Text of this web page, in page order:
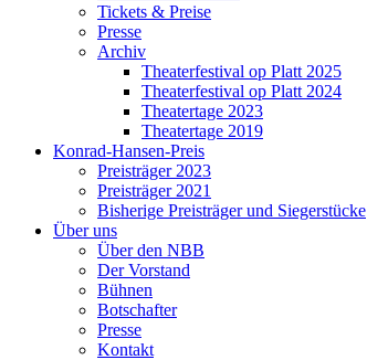
Tickets & Preise
Presse
Archiv
Theaterfestival op Platt 2025
Theaterfestival op Platt 2024
Theatertage 2023
Theatertage 2019
Konrad-Hansen-Preis
Preisträger 2023
Preisträger 2021
Bisherige Preisträger und Siegerstücke
Über uns
Über den NBB
Der Vorstand
Bühnen
Botschafter
Presse
Kontakt